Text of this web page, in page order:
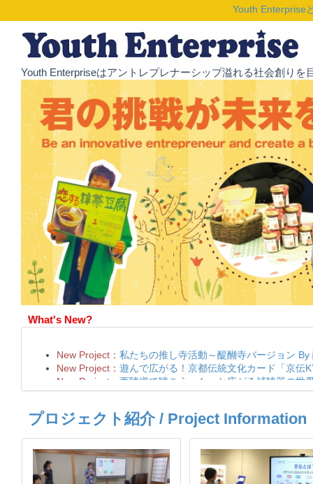
Youth Enterprise
Youth Enterpriseはアントレプレナーシップ溢れる社会創り
What's New?
プロジェクト紹介 / Project Information